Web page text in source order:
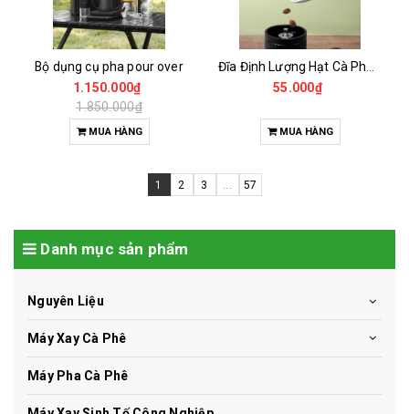
Bộ dụng cụ pha pour over
1.150.000₫
1.850.000₫
MUA HÀNG
55.000₫
MUA HÀNG
1 2 3 ... 57
Danh mục sản phẩm
Nguyên Liệu
Máy Xay Cà Phê
Máy Pha Cà Phê